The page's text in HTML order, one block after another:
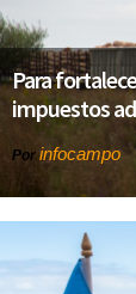
Para
impuestos
Por infocampo